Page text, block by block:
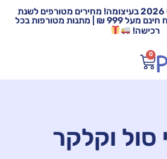
תערוכת פלייס קידס 2026 בעיצומה! מחירים מטורפים לשנת
הלימודים תשפ"ז | משלוח חינם מעל 999 ₪ | מתנות מטורפות בכל
רכישה!
0
סול וקלקר